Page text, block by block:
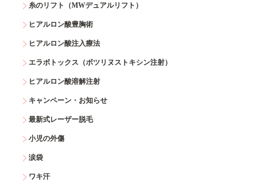
糸のリフト（MWデュアルリフト）
ヒアルロン酸豊胸術
ヒアルロン酸注入療法
エラボトックス（ボツリヌストキシン注射）
ヒアルロン酸溶解注射
キャンペーン・お知らせ
最新式レーザー脱毛
小児の外傷
涙袋
ワキ汗